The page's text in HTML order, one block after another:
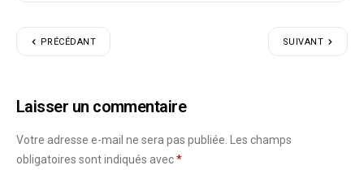
PRÉCÉDANT SUIVANT
Laisser un commentaire
Votre adresse e-mail ne sera pas publiée.
Les champs
obligatoires sont indiqués avec*